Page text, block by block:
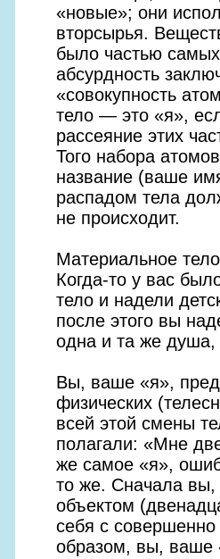
«новые»; они
вторсырья.
было частью
абсурдность
«совокупность
тело — это «я»,
рассеяние этих
Того набора
название (ваше
распадом тела
не происходит.
Материальное
Когда-то у вас
тело и надели
после этого вы
одна и та же душа,
Вы, ваше «я»,
физических
всей этой смены
полагали: «Мне
же самое «я»,
то же. Сначала вы,
объектом
себя с
образом, вы, ваше